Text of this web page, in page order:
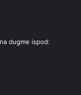
dugme ispod: